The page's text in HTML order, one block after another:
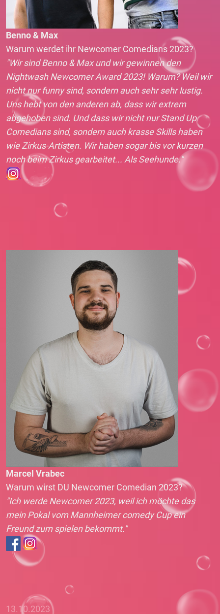
Benno & Max
Warum werdet ihr Newcomer Comedians 2023?
"Wir sind Benno & Max und wir gewinnen den
Nightwash Newcomer Award 2023! Warum? Weil wir
nicht nur funny sind, sondern auch sehr sehr lustig.
Uns hebt von den anderen ab, dass wir extrem
abgehoben sind. Und dass wir nicht nur Stand Up
Comedians sind, sondern auch krasse Skills haben
wie Zirkus-Artisten. Wir haben sogar bis vor kurzen
noch beim Zirkus gearbeitet... Als Seehunde."
Marcel Vrabec
Warum wirst DU Newcomer Comedian 2023?
"Ich werde Newcomer 2023, weil ich möchte das
mein Pokal vom Mannheimer comedy Cup ein
Freund zum spielen bekommt."
13.10.2023